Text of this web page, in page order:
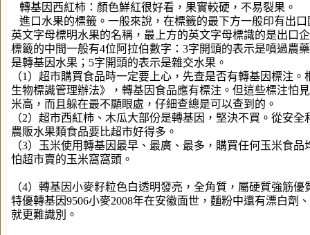
轉基因西紅柿：顏色鮮紅很好看，果實較硬，不易裂果。
進口水果的標籤。一般來說，在標籤的最下方一般印有出
英文字母標明水果的名稱，最上方的英文字母標識的是出口
標籤的中間一般有4位阿拉伯數字：3字開頭的表示是噴過農
是轉基因水果；5字開頭的表示是雜交水果。
（1）超市購買食品時一定要上心，先查是否有轉基因標注。
生物標識管理辦法》，轉基因食品應有標注。但這些標注怕
米高，而且躲在最不顯眼處，仔細查總是可以查到的。
（2）超市西紅柿、木瓜大部份是轉基因，堅決不買。從安全
農販水果類食品要比超市好得多。
（3）玉米使用轉基因最早、最廣、最多，購買任何玉米食品
怕超市賣的玉米窩窩頭。
（4）轉基因小麥籽粒色白透明發亮，全角質，屬硬質強筋優
特優轉基因9506小麥2008年在安徽面世，麵粉中還有漂白劑
就更難識別。